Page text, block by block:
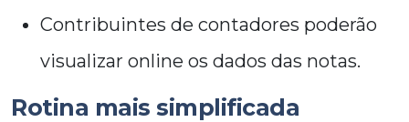
Contribuintes de contadores poderão
visualizar online os dados das notas.
Rotina mais simplificada